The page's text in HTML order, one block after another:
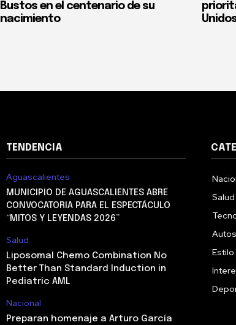
Bustos en el centenario de su
nacimiento
TENDENCIA
Aguascalientes
MUNICIPIO DE AGUASCALIENTES ABRE
CONVOCATORIA PARA EL ESPECTÁCULO
“MITOS Y LEYENDAS 2026”
Salud
Liposomal Chemo Combination No
Better Than Standard Induction in
Pediatric AML
Nacional
Preparan homenaje a Arturo García
Salud
Estilo